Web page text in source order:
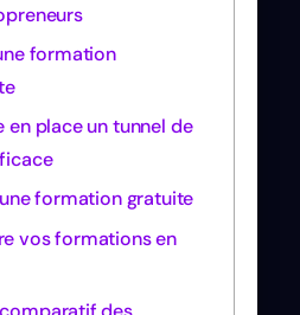
formation
en place un tunnel de
formation gratuite
vos formations en